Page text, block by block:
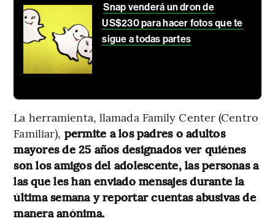
Snap venderá un dron de
US$230 para hacer fotos que te
sigue a todas partes
La herramienta, llamada Family Center (Centro
Familiar), permite a los padres o adultos
mayores de 25 años designados ver quiénes
son los amigos del adolescente, las personas a
las que les han enviado mensajes durante la
última semana y reportar cuentas abusivas de
manera anónima.